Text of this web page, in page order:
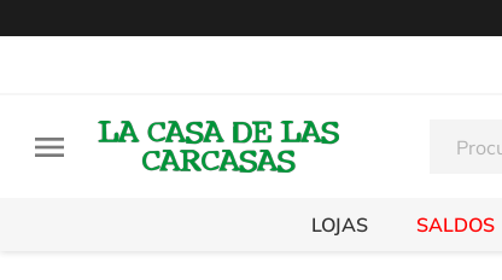

LOJAS SALDOS